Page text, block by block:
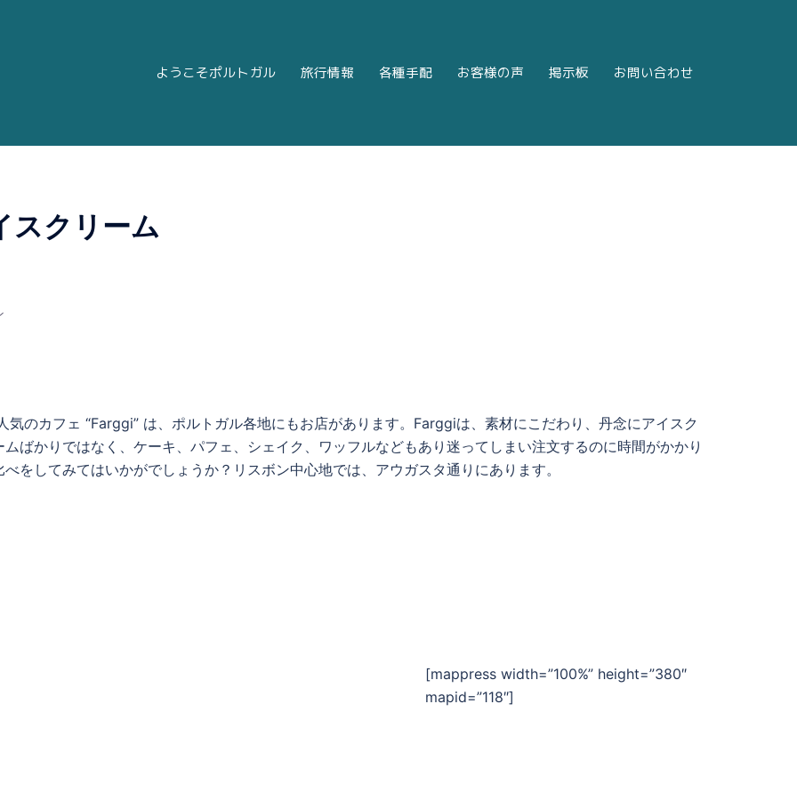
ようこそポルトガル 旅行情報 各種手配 お客様の声 掲示板 お問い合わせ
スクリーム
のカフェ “Farggi” は、ポルトガル各地にもお店があります。Farggiは、素材にこだわり、丹念にアイスク
ばかりではなく、ケーキ、パフェ、シェイク、ワッフルなどもあり迷ってしまい注文するのに時間がかかり
べをしてみてはいかがでしょうか？リスボン中心地では、アウガスタ通りにあります。
[mappress width=”100%” height=”380″
mapid=”118″]